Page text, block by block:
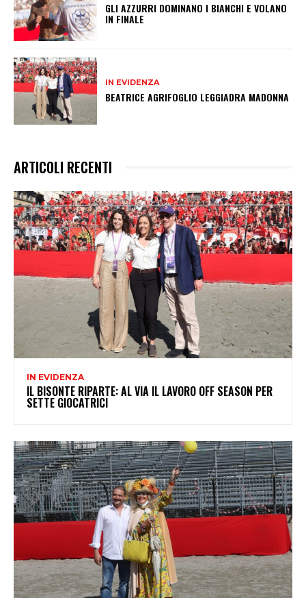
GLI AZZURRI DOMINANO I BIANCHI E VOLANO
IN FINALE
IN EVIDENZA
BEATRICE AGRIFOGLIO LEGGIADRA MADONNA
ARTICOLI RECENTI
IN EVIDENZA
IL BISONTE RIPARTE: AL VIA IL LAVORO OFF SEASON PER
SETTE GIOCATRICI